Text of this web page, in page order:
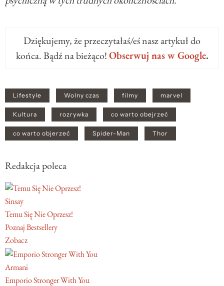
Dziękujemy, że przeczytałaś/eś nasz artykuł do
końca. Bądź na bieżąco!Obserwuj nas w Google.
Lifestyle Wolny czas filmy marvel
Kultura rozrywka co warto obejrzeć
co warto objerzeć Spider-Man Thor
Redakcja poleca
Sinsay
Temu Się Nie Oprzesz!
Poznaj Bestsellery
Zobacz
Armani
Emporio Stronger With You